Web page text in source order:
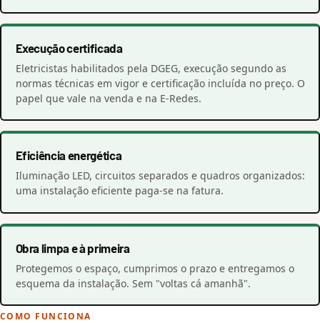
Execução certificada
Eletricistas habilitados pela DGEG, execução segundo as
normas técnicas em vigor e certificação incluída no preço. O
papel que vale na venda e na E-Redes.
Eficiência energética
Iluminação LED, circuitos separados e quadros organizados:
uma instalação eficiente paga-se na fatura.
Obra limpa e à primeira
Protegemos o espaço, cumprimos o prazo e entregamos o
esquema da instalação. Sem "voltas cá amanhã".
COMO FUNCIONA